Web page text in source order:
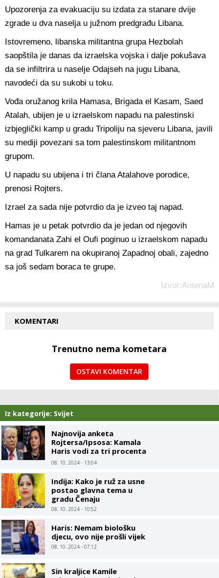
Upozorenja za evakuaciju su izdata za stanare dvije
zgrade u dva naselja u južnom predgrađu Libana.
Istovremeno, libanska militantna grupa Hezbolah
saopštila je danas da izraelska vojska i dalje pokušava
da se infiltrira u naselje Odajseh na jugu Libana,
navodeći da su sukobi u toku.
Vođa oružanog krila Hamasa, Brigada el Kasam, Saed
Atalah, ubijen je u izraelskom napadu na palestinski
izbjeglički kamp u gradu Tripoliju na sjeveru Libana, javili
su mediji povezani sa tom palestinskom militantnom
grupom.
U napadu su ubijena i tri člana Atalahove porodice,
prenosi Rojters.
Izrael za sada nije potvrdio da je izveo taj napad.
Hamas je u petak potvrdio da je jedan od njegovih
komandanata Zahi el Oufi poginuo u izraelskom napadu
na grad Tulkarem na okupiranoj Zapadnoj obali, zajedno
sa još sedam boraca te grupe.
Izvor:AntenaM
KOMENTARI
Trenutno nema kometara
OSTAVI KOMENTAR
Iz kategorije: Svijet
Najnovija anketa
Rojtersa/Ipsosa: Kamala
Haris vodi za tri procenta
u odnosu na Trampa
08. 10. 2024 - 13:04
Indija: Kako je ruž za usne
postao glavna tema u
gradu Čenaju
08. 10. 2024 - 10:52
Haris: Nemam biološku
djecu, ovo nije prošli vijek
08. 10. 2024 - 07:12
Sin kraljice Kamile